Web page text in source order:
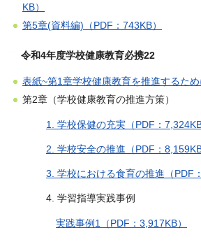
KB）
第5章(資料編)（PDF：743KB）
令和4年度学校健康教育必携22
表紙~第1章学校健康教育を推進するため
第2章（学校健康教育の推進方策）
1. 学校保健の充実（PDF：7,324KB
2. 学校安全の推進（PDF：8,159KB
3. 学校における食育の推進（PDF
4. 学習指導実践事例
実践事例1（PDF：3,917KB）